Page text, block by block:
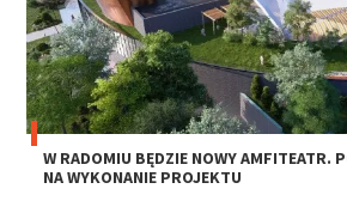
W RADOMIU BĘDZIE NOWY AMFITEATR.
NA WYKONANIE PROJEKTU